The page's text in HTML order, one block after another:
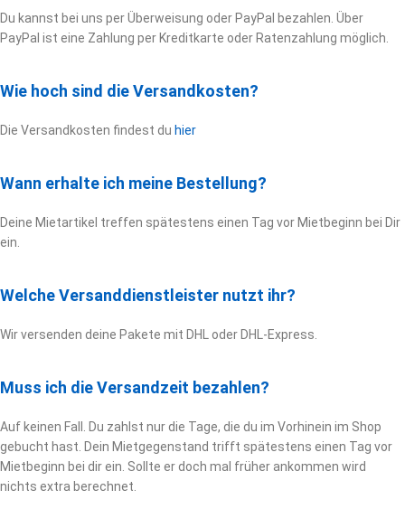
Du kannst bei uns per Überweisung oder PayPal bezahlen. Über
PayPal ist eine Zahlung per Kreditkarte oder Ratenzahlung möglich.
Wie hoch sind die Versandkosten?
Die Versandkosten findest du hier
Wann erhalte ich meine Bestellung?
Deine Mietartikel treffen spätestens einen Tag vor Mietbeginn bei Dir
ein.
Welche Versanddienstleister nutzt ihr?
Wir versenden deine Pakete mit DHL oder DHL-Express.
Muss ich die Versandzeit bezahlen?
Auf keinen Fall. Du zahlst nur die Tage, die du im Vorhinein im Shop
gebucht hast. Dein Mietgegenstand trifft spätestens einen Tag vor
Mietbeginn bei dir ein. Sollte er doch mal früher ankommen wird
nichts extra berechnet.